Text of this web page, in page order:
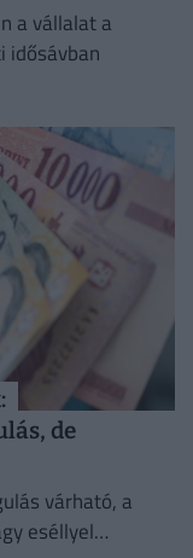
a vállalat a
idősávban
de
várható, a
eséllyel